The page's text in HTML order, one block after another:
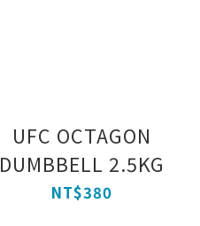
UFC OCTAGON
DUMBBELL 2.5KG
NT$380